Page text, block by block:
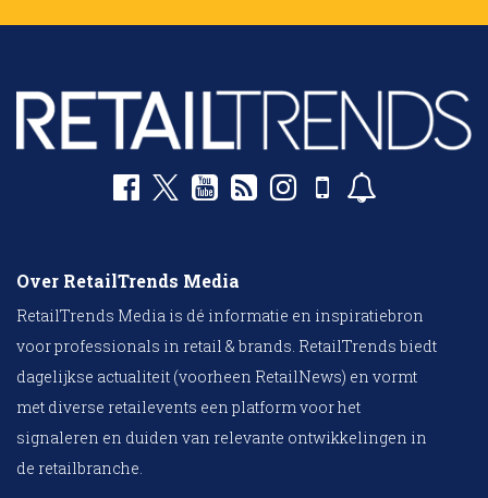
Over RetailTrends Media
RetailTrends Media is dé informatie en inspiratiebron
voor professionals in retail & brands. RetailTrends biedt
dagelijkse actualiteit (voorheen RetailNews) en vormt
met diverse retailevents een platform voor het
signaleren en duiden van relevante ontwikkelingen in
de retailbranche.